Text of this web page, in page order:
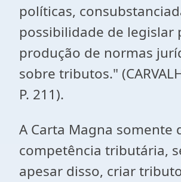
políticas,
possibilidade de legislar
produção de normas
sobre tributos."
P. 211).
A Carta Magna somente
competência tributária,
apesar disso, criar